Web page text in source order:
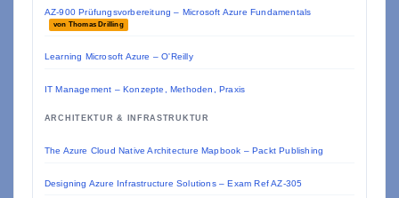
AZ-900 Prüfungsvorbereitung – Microsoft Azure Fundamentals
von Thomas Drilling
Learning Microsoft Azure – O'Reilly
IT Management – Konzepte, Methoden, Praxis
ARCHITEKTUR & INFRASTRUKTUR
The Azure Cloud Native Architecture Mapbook – Packt Publishing
Designing Azure Infrastructure Solutions – Exam Ref AZ-305